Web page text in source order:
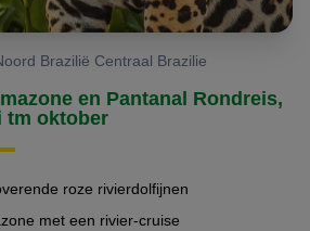
Brazilië Centraal Brazilie
en Pantanal Rondreis,
tm oktober
roze rivierdolfijnen
met een rivier-cruise